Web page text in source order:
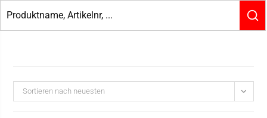
Sortieren nach neuesten